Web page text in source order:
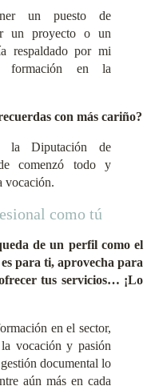
un puesto de
un proyecto o un
respaldado por mi
formación en la
con más cariño?
la Diputación de
comenzó todo y
vocación.
como tú
de un perfil como el
para ti, aprovecha para
tus servicios… ¡Lo
en el sector,
vocación y pasión
documental lo
aún más en cada